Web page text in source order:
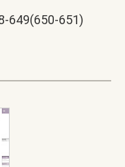
649(650-651)